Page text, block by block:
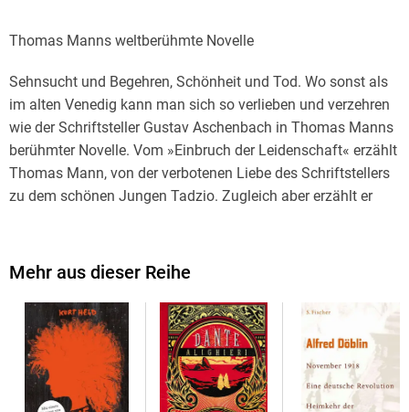
Thomas Manns weltberühmte Novelle
Sehnsucht und Begehren, Schönheit und Tod. Wo sonst als
im alten Venedig kann man sich so verlieben und verzehren
wie der Schriftsteller Gustav Aschenbach in Thomas Manns
berühmter Novelle. Vom »Einbruch der Leidenschaft« erzählt
Thomas Mann, von der verbotenen Liebe des Schriftstellers
zu dem schönen Jungen Tadzio. Zugleich aber erzählt er
Luchino Visconti hat die Novelle sehr unterschiedliche
immer wieder dazu einlädt, sie neu zu entdecken.
Mehr aus dieser Reihe